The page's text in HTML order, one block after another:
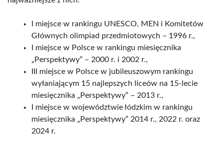
I miejsce w rankingu UNESCO, MEN i Komitetów
Głównych olimpiad przedmiotowych – 1996 r.,
I miejsce w Polsce w rankingu miesięcznika
„Perspektywy” – 2000 r. i 2002 r.,
III miejsce w Polsce w jubileuszowym rankingu
wyłaniającym 15 najlepszych liceów na 15-lecie
miesięcznika „Perspektywy” – 2013 r.,
I miejsce w województwie łódzkim w rankingu
miesięcznika „Perspektywy” 2014 r., 2022 r. oraz
2024 r.